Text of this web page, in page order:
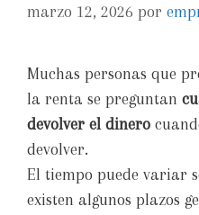
marzo 12, 2026 por
Muchas personas que
la renta se preguntan
devolver el dinero
devolver.
El tiempo puede variar
existen algunos plazos